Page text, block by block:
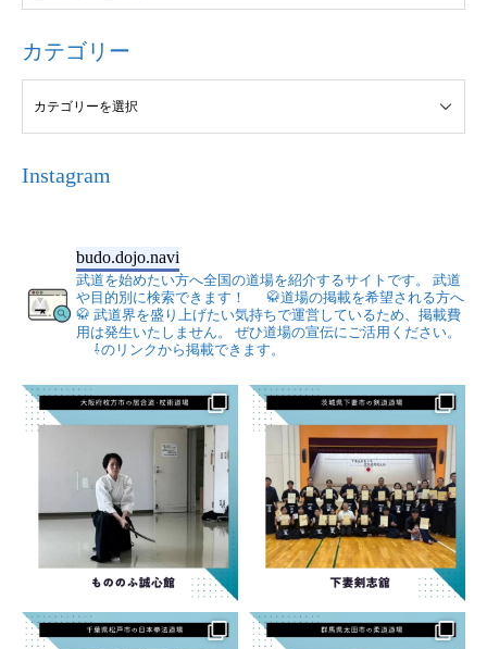
カテゴリー
Instagram
budo.dojo.navi
武道を始めたい方へ全国の道場を紹介するサイトです。
武道
や目的別に検索できます！
🥋道場の掲載を希望される方へ
🥋 武道界を盛り上げたい気持ちで運営しているため、掲載費
用は発生いたしません。
ぜひ道場の宣伝にご活用ください。
⇩のリンクから掲載できます。